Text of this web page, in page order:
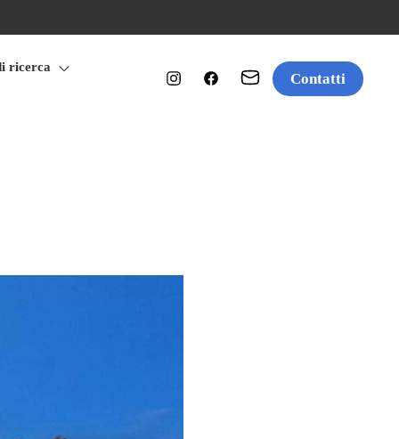
ricerca
Contatti